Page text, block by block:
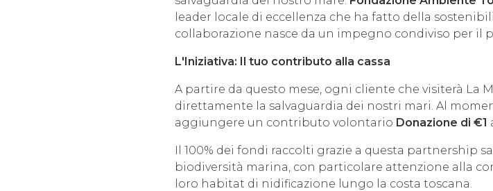
leader locale di eccellenza che ha fatto della
collaborazione nasce da un impegno condiviso per il
L'Iniziativa: Il tuo contributo alla cassa
A partire da questo mese, ogni cliente che visiterà La
direttamente la salvaguardia dei nostri mari. Al
aggiungere un contributo volontario Donazione di €1
Il 100% dei fondi raccolti grazie a questa partnership
biodiversità marina, con particolare attenzione alla
loro habitat di nidificazione lungo la costa toscana.